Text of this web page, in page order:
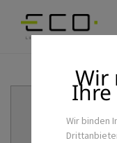
Wir
Ihre
Wir binden